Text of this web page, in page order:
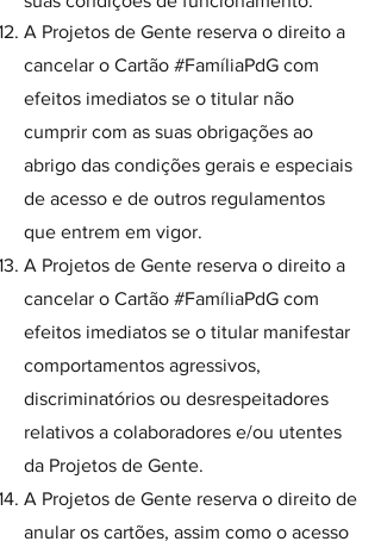
A Projetos de Gente reserva o direito a
cancelar o Cartão #FamíliaPdG com
efeitos imediatos se o titular não
cumprir com as suas obrigações ao
abrigo das condições gerais e especiais
de acesso e de outros regulamentos
que entrem em vigor.
A Projetos de Gente reserva o direito a
cancelar o Cartão #FamíliaPdG com
efeitos imediatos se o titular manifestar
comportamentos agressivos,
discriminatórios ou desrespeitadores
relativos a colaboradores e/ou utentes
da Projetos de Gente.
A Projetos de Gente reserva o direito de
anular os cartões, assim como o acesso